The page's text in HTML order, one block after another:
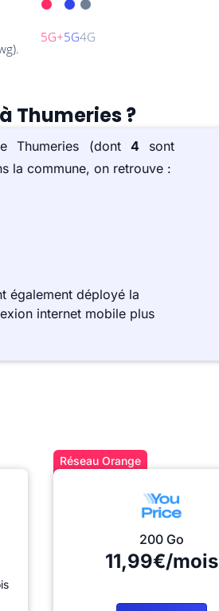
Thumeries ?
Thumeries (dont 4sont
la commune, on retrouve :
également déployé la
internet mobile plus
Réseau Orange
200 Go
11,99€/mois